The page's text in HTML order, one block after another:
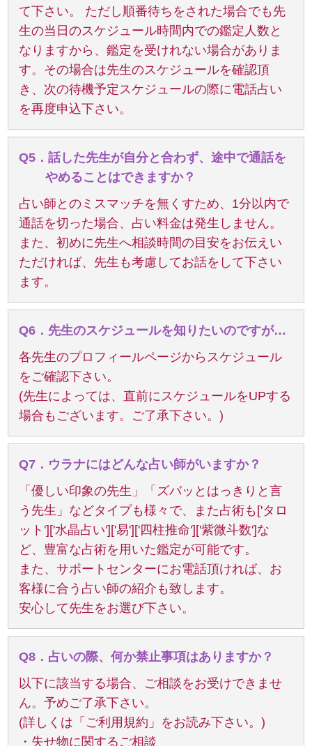
て下さい。 ただし順番待ちをされた場合でも先
生の当日のスケジュール時間内での鑑定人数と
なりますから、鑑定を受けれない場合がありま
す。その場合は先生のスケジュールを確認頂
き、次の待機予定スケジュールの際に電話占い
を再度申込下さい。
Q5．話した先生が自分と合わず、途中で通話を
やめることはできますか？
占い師とのミスマッチを無くすため、1分以内で
通話を切った場合、占い料金は発生しません。
また、初めに先生へ相談時間の目安をお伝えい
ただければ、先生も考慮してお話をして下さい
ます。
Q6．先生のスケジュールを知りたいのですが…
各先生のプロフィールページからスケジュール
をご確認下さい。
(先生によっては、直前にスケジュールをUPする
場合もございます。ご了承下さい。)
Q7．ウラナにはどんな占い師がいますか？
「優しい印象の先生」「ズバッとはっきりと言
う先生」などタイプも様々で、また占術も['タロ
ット']['水晶占い']['易']['四柱推命']['紫微斗数']な
ど、豊富な占術を用いた鑑定が可能です。
また、サポートセンターにお電話頂ければ、お
客様に合う占い師の紹介も致します。
安心して先生をお選び下さい。
Q8．占いの際、何か禁止事項はありますか？
以下に該当する場合、ご相談をお受けできませ
ん。予めご了承下さい。
(詳しくは「ご利用規約」をお読み下さい。)
・失せ物に関するご相談